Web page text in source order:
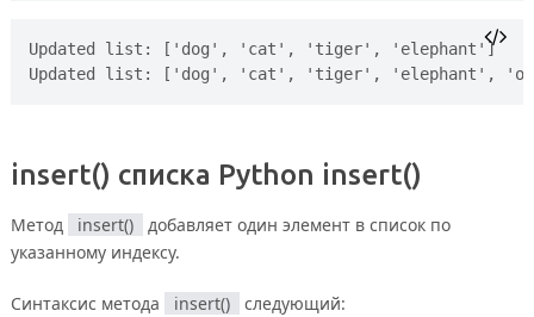
Updated list: ['dog', 'cat', 'tiger', 'elephant']
insert() списка Python insert()
Метод insert()
добавляет один элемент в список по
указанному индексу.
Синтаксис метода insert() следующий: